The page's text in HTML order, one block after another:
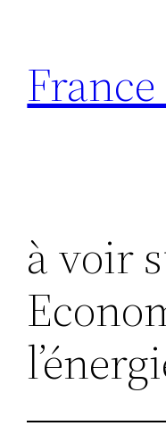
contenu
à voir